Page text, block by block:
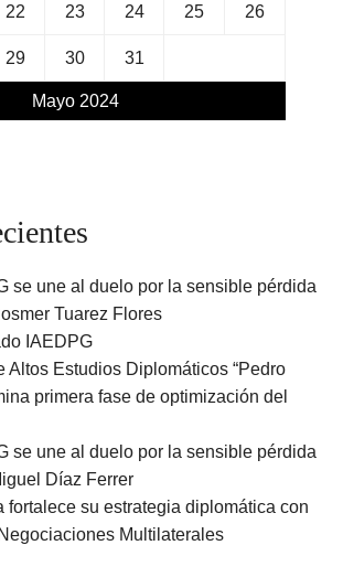
Mayo 2024
22 23 24 25 26
29 30 31
se une al duelo por la sensible pérdida
Tuarez Flores
IAEDPG
Altos Estudios Diplomáticos “Pedro
primera fase de optimización del
se une al duelo por la sensible pérdida
Díaz Ferrer
fortalece su estrategia diplomática con
Multilaterales